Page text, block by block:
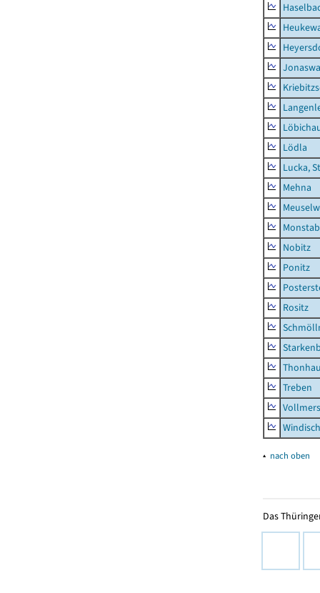
Lödla
Lucka,
Mehna
Monstab
Nobitz
Ponitz
Rositz
Treben
▴ nach oben
Das